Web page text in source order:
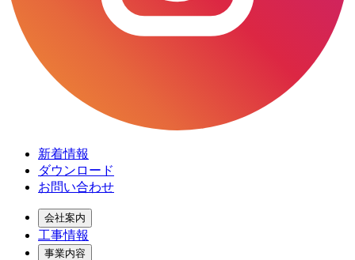
新着情報
ダウンロード
お問い合わせ
会社案内
工事情報
事業内容